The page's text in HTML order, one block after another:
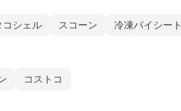
コシェル スコーン 冷凍パイシート
コストコ